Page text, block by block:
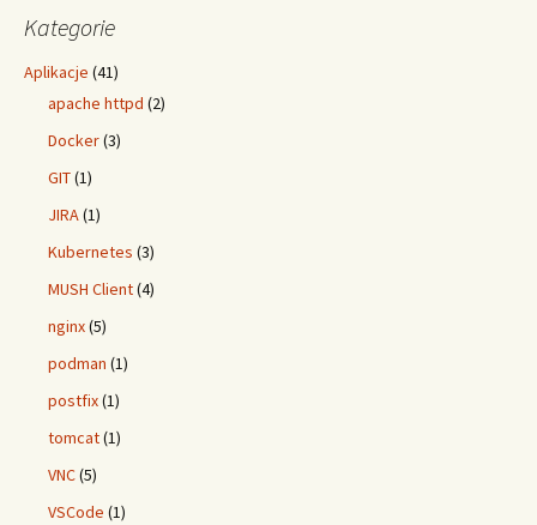
Kategorie
Aplikacje (41)
apache httpd (2)
Docker(3)
GIT(1)
JIRA(1)
Kubernetes (3)
MUSH Client(4)
nginx(5)
podman (1)
postfix(1)
tomcat(1)
VNC(5)
VSCode (1)